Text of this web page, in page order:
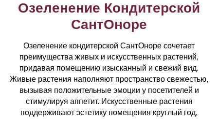
Озеленение Кондитерской
СантОноре
Озеленение кондитерской СантОноре сочетает
преимущества живых и искусственных растений,
придавая помещению изысканный и свежий вид.
Живые растения наполняют пространство свежестью,
вызывая положительные эмоции у посетителей и
стимулируя аппетит. Искусственные растения
поддерживают эстетику помещения круглый год,